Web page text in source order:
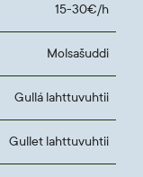
15-30€/h
Molsašuddi
Gullá lahttuvuhtii
Gullet lahttuvuhtii